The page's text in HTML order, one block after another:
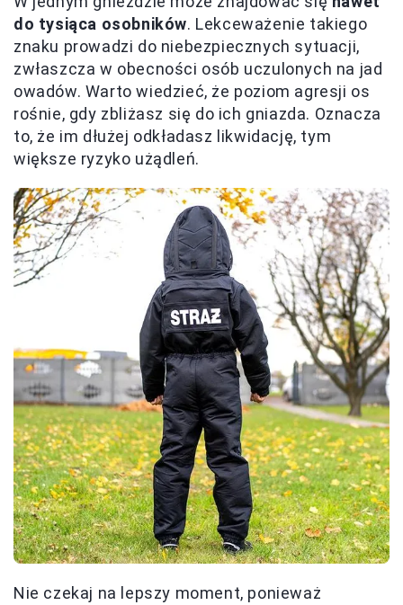
do tysiąca osobników. Lekceważenie takiego
znaku prowadzi do niebezpiecznych sytuacji,
zwłaszcza w obecności osób uczulonych na jad
owadów. Warto wiedzieć, że poziom agresji os
rośnie, gdy zbliżasz się do ich gniazda. Oznacza
to, że im dłużej odkładasz likwidację, tym
większe ryzyko użądleń.
Nie czekaj na lepszy moment, ponieważ